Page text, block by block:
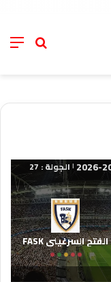
خانة
| الجولة : 27
الفتح السرغيني FASK